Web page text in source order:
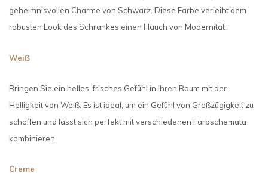
geheimnisvollen Charme von Schwarz. Diese Farbe verleiht dem
robusten Look des Schrankes einen Hauch von Modernität.
Weiß
Bringen Sie ein helles, frisches Gefühl in Ihren Raum mit der
Helligkeit von Weiß. Es ist ideal, um ein Gefühl von Großzügigkeit zu
schaffen und lässt sich perfekt mit verschiedenen Farbschemata
kombinieren.
Creme